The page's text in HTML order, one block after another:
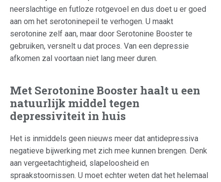
neerslachtige en futloze rotgevoel en dus doet u er goed
aan om het serotoninepeil te verhogen. U maakt
serotonine zelf aan, maar door Serotonine Booster te
gebruiken, versnelt u dat proces. Van een depressie
afkomen zal voortaan niet lang meer duren.
Met Serotonine Booster haalt u een
natuurlijk middel tegen
depressiviteit in huis
Het is inmiddels geen nieuws meer dat antidepressiva
negatieve bijwerking met zich mee kunnen brengen. Denk
aan vergeetachtigheid, slapeloosheid en
spraakstoornissen. U moet echter weten dat het helemaal